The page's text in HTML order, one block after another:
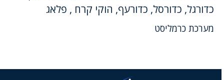
כדורגל, כדורסל, כדורעף, הוקי קרח , פלאג
מערכת כרמליסט